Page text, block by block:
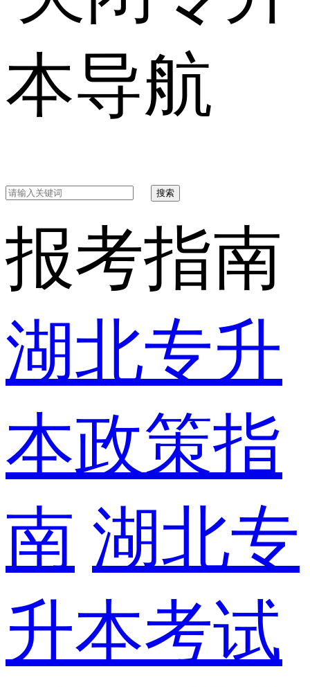
本导航
搜索
报考指南
湖北专升
本政策指
南 湖北专
升本考试